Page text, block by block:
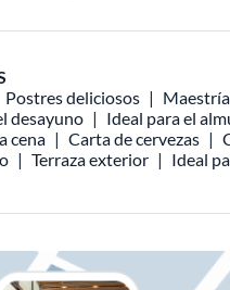
Postres deliciosos
desayuno
Ideal para el
cena
Carta de cervezas
Terraza exterior Ideal